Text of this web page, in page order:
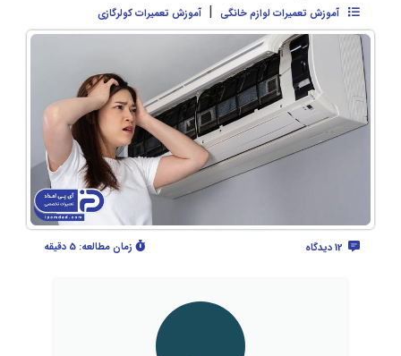
آموزش تعمیرات لوازم خانگی | آموزش تعمیرات کولرگازی
زمان مطالعه: 5 دقیقه